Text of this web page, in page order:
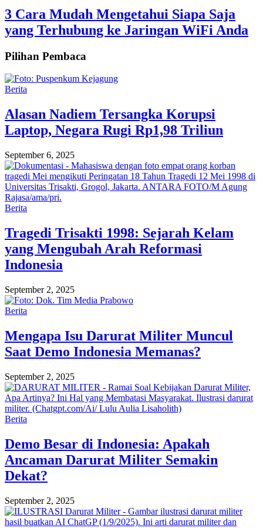
3 Cara Mudah Mengetahui Siapa Saja
yang Terhubung ke Jaringan WiFi Anda
Pilihan Pembaca
Berita
Alasan Nadiem Tersangka Korupsi
Laptop, Negara Rugi Rp1,98 Triliun
September 6, 2025
Berita
Tragedi Trisakti 1998: Sejarah Kelam
yang Mengubah Arah Reformasi
Indonesia
September 2, 2025
Berita
Mengapa Isu Darurat Militer Muncul
Saat Demo Indonesia Memanas?
September 2, 2025
Berita
Demo Besar di Indonesia: Apakah
Ancaman Darurat Militer Semakin
Dekat?
September 2, 2025